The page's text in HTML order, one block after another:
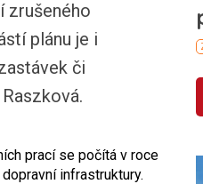
zrušeného
plánu je i
či
prací se počítá v roce
infrastruktury.